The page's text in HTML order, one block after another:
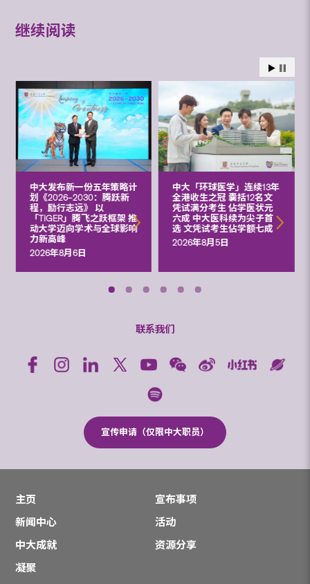
继续阅读
中大发布新一份五年策略计
划《2026‒2030：腾跃新
程，励行志远》 以
「TIGER」腾飞之跃框架 推
动大学迈向学术与全球影响
力新高峰
2026年8月6日
中大「环球医学」连续13年
全港收生之冠 囊括12名文
凭试满分考生 佔学医状元
六成 中大医科续为尖子首
选 文凭试考生佔学额七成
2026年8月5日
联系我们
宣传申请（仅限中大职员）
主页
宣布事项
新闻中心
活动
中大成就
资源分享
凝聚